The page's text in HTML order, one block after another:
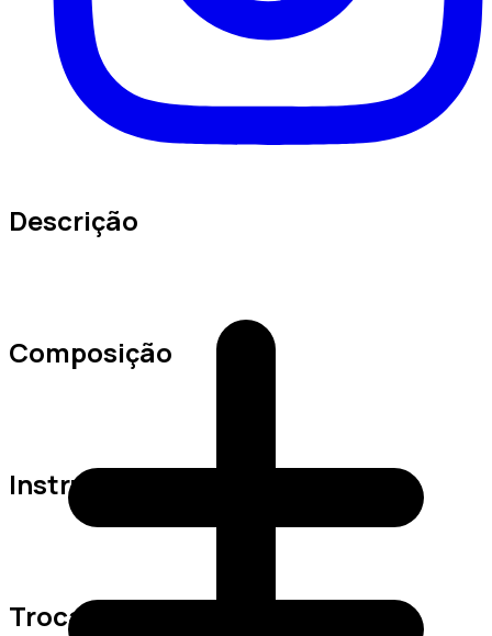
Descrição
Composição
Instruções de Lavagem
Trocas e Devoluções